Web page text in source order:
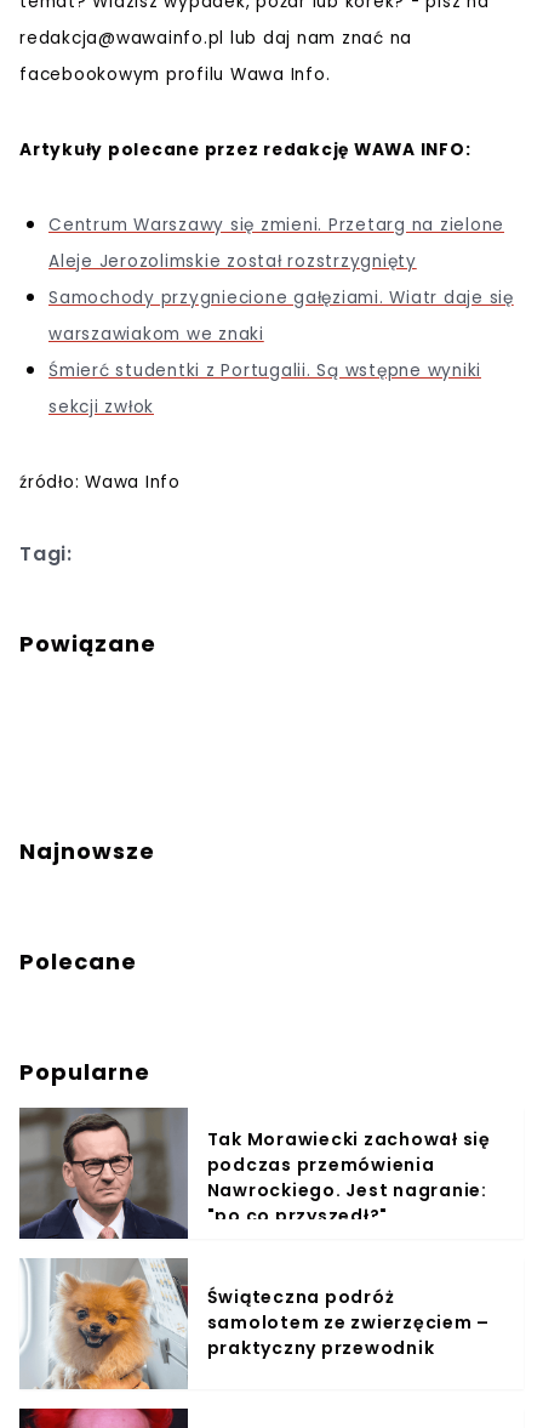
redakcja@wawainfo.pl lub daj nam znać na
facebookowym profilu Wawa Info.
Artykuły polecane przez redakcję WAWA INFO:
Centrum Warszawy się zmieni. Przetarg na zielone
Aleje Jerozolimskie został rozstrzygnięty
Samochody przygniecione gałęziami. Wiatr daje się
warszawiakom we znaki
Śmierć studentki z Portugalii. Są wstępne wyniki
sekcji zwłok
źródło: Wawa Info
Tagi:
Powiązane
Najnowsze
Polecane
Popularne
Tak Morawiecki zachował się
podczas przemówienia
Nawrockiego. Jest nagranie:
"po co przyszedł?"
Świąteczna podróż
samolotem ze zwierzęciem –
praktyczny przewodnik